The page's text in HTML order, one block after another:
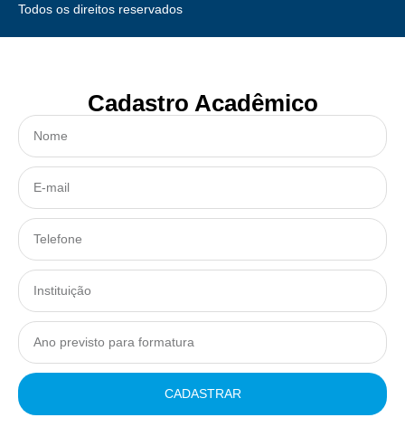
Todos os direitos reservados
Cadastro Acadêmico
CADASTRAR